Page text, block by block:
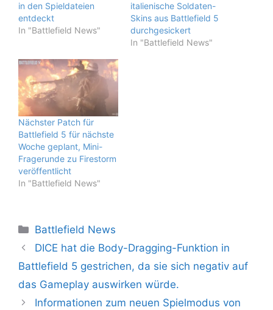
in den Spieldateien
entdeckt
In "Battlefield News"
italienische Soldaten-
Skins aus Battlefield 5
durchgesickert
In "Battlefield News"
Nächster Patch für
Battlefield 5 für nächste
Woche geplant, Mini-
Fragerunde zu Firestorm
veröffentlicht
In "Battlefield News"
Kategorien
Battlefield News
DICE hat die Body-Dragging-Funktion in
Battlefield 5 gestrichen, da sie sich negativ auf
das Gameplay auswirken würde.
Informationen zum neuen Spielmodus von